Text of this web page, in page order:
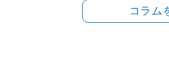
コラム